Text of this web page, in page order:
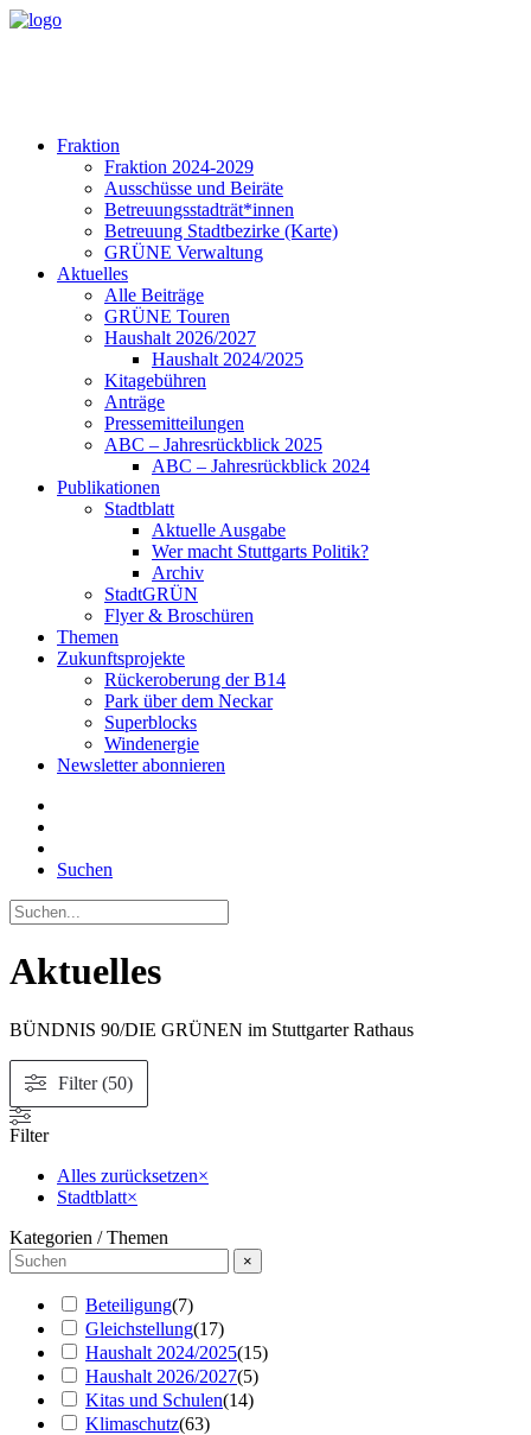
Fraktion
Fraktion 2024-2029
Ausschüsse und Beiräte
Betreuungsstadträt*innen
Betreuung Stadtbezirke (Karte)
GRÜNE Verwaltung
Aktuelles
Alle Beiträge
GRÜNE Touren
Haushalt 2026/2027
Haushalt 2024/2025
Kitagebühren
Anträge
Pressemitteilungen
ABC – Jahresrückblick 2025
ABC – Jahresrückblick 2024
Publikationen
Stadtblatt
Aktuelle Ausgabe
Wer macht Stuttgarts Politik?
Archiv
StadtGRÜN
Flyer & Broschüren
Themen
Zukunftsprojekte
Rückeroberung der B14
Park über dem Neckar
Superblocks
Windenergie
Newsletter abonnieren
Suchen
Aktuelles
BÜNDNIS 90/DIE GRÜNEN im Stuttgarter Rathaus
Filter (50)
Filter
Alles zurücksetzen×
Stadtblatt×
Kategorien / Themen
×
Beteiligung(7)
Gleichstellung(17)
Haushalt 2024/2025(15)
Haushalt 2026/2027(5)
Kitas und Schulen(14)
Klimaschutz(63)